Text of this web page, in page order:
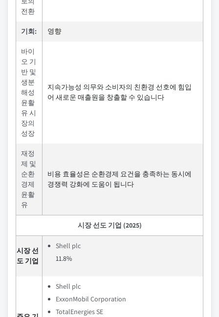
전환
기회: 영향
바이
오 기
반 및
생분
해성
윤활
유 시
장의
성장
지속가능성 의무와 소비자의 친환경 선호에 힘입
어 새로운 매출원을 창출할 수 있습니다
재정
제 및
순환
경제
윤활
유
비용 효율성은 순환경제 요건을 충족하는 동시에
경쟁력 강화에 도움이 됩니다
시장 선도 기업 (2025)
시장 선
도 기업
Shell plc
11.8%
Shell plc
ExxonMobil Corporation
TotalEnergies SE